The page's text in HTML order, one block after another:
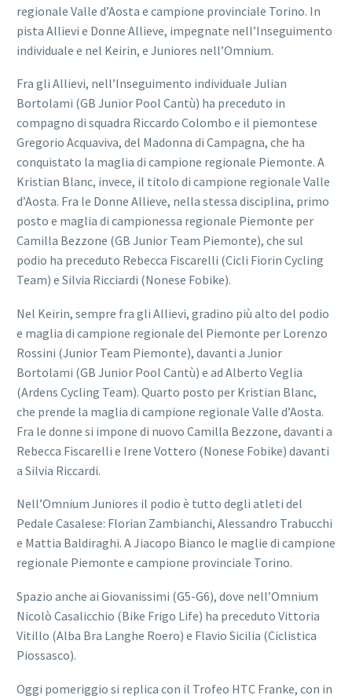
Login
regionale Valle d’Aosta e campione provinciale Torino. In
pista Allievi e Donne Allieve, impegnate nell’Inseguimento
individuale e nel Keirin, e Juniores nell’Omnium.
Fra gli Allievi, nell’Inseguimento individuale Julian
Bortolami (GB Junior Pool Cantù) ha preceduto in
compagno di squadra Riccardo Colombo e il piemontese
Gregorio Acquaviva, del Madonna di Campagna, che ha
conquistato la maglia di campione regionale Piemonte. A
Kristian Blanc, invece, il titolo di campione regionale Valle
d’Aosta. Fra le Donne Allieve, nella stessa disciplina, primo
posto e maglia di campionessa regionale Piemonte per
Camilla Bezzone (GB Junior Team Piemonte), che sul
podio ha preceduto Rebecca Fiscarelli (Cicli Fiorin Cycling
Team) e Silvia Ricciardi (Nonese Fobike).
Nel Keirin, sempre fra gli Allievi, gradino più alto del podio
e maglia di campione regionale del Piemonte per Lorenzo
Rossini (Junior Team Piemonte), davanti a Junior
Bortolami (GB Junior Pool Cantù) e ad Alberto Veglia
(Ardens Cycling Team). Quarto posto per Kristian Blanc,
che prende la maglia di campione regionale Valle d’Aosta.
Fra le donne si impone di nuovo Camilla Bezzone, davanti a
Rebecca Fiscarelli e Irene Vottero (Nonese Fobike) davanti
a Silvia Riccardi.
Nell’Omnium Juniores il podio è tutto degli atleti del
Pedale Casalese: Florian Zambianchi, Alessandro Trabucchi
e Mattia Baldiraghi. A Jiacopo Bianco le maglie di campione
regionale Piemonte e campione provinciale Torino.
Spazio anche ai Giovanissimi (G5-G6), dove nell’Omnium
Nicolò Casalicchio (Bike Frigo Life) ha preceduto Vittoria
Vitillo (Alba Bra Langhe Roero) e Flavio Sicilia (Ciclistica
Piossasco).
Oggi pomeriggio si replica con il Trofeo HTC Franke, con in